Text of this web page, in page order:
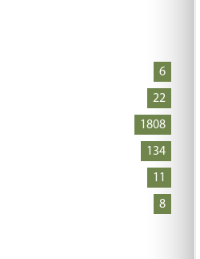
6
22
1808
134
11
8